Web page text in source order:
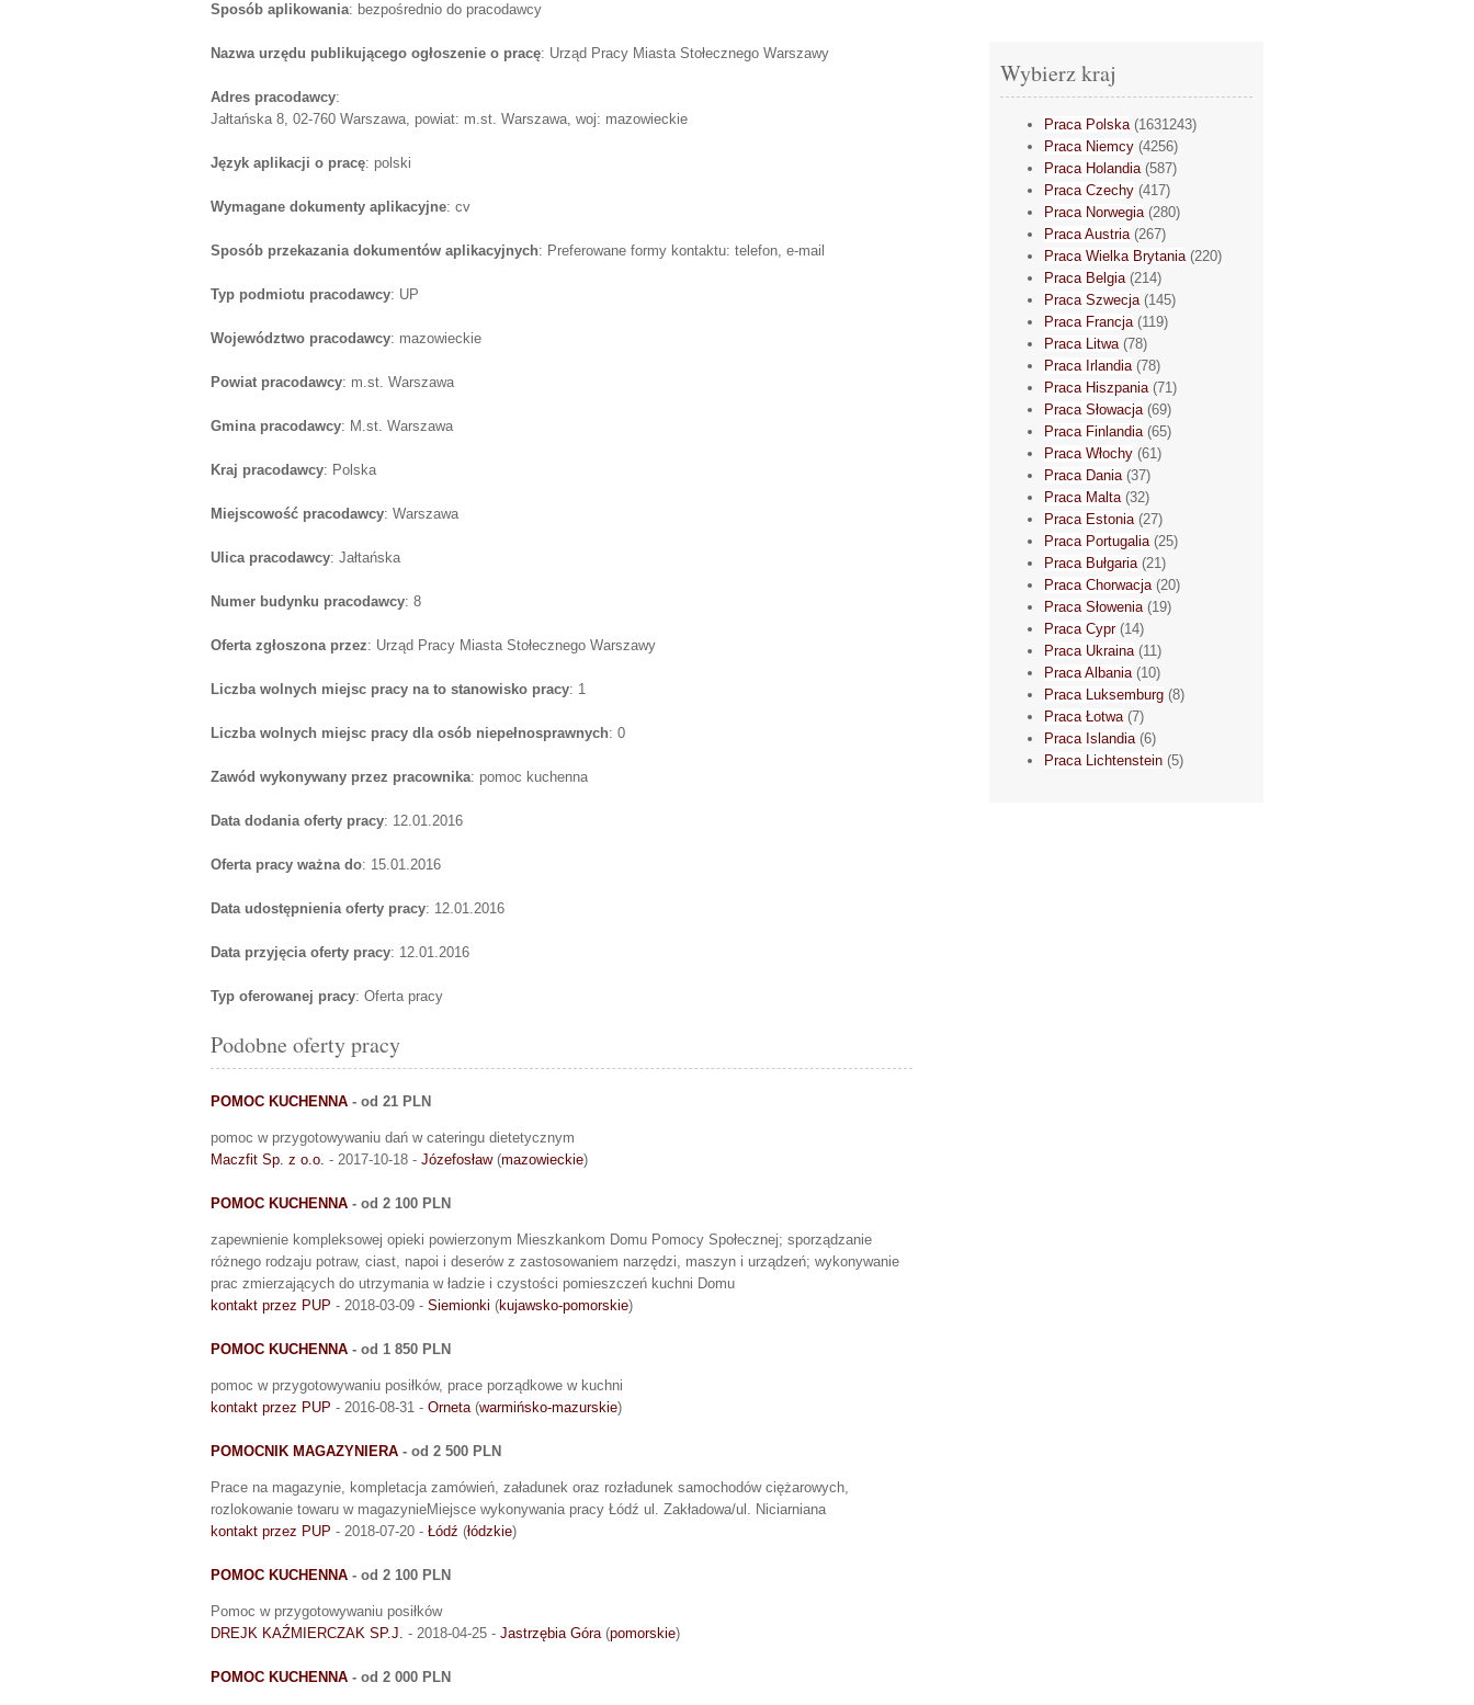
Sposób aplikowania: bezpośrednio do pracodawcy
Nazwa urzędu publikującego ogłoszenie o pracę: Urząd Pracy Miasta Stołecznego Warszawy
Adres pracodawcy:
Jałtańska 8, 02-760 Warszawa, powiat: m.st. Warszawa, woj: mazowieckie
Język aplikacji o pracę: polski
Wymagane dokumenty aplikacyjne: cv
Sposób przekazania dokumentów aplikacyjnych: Preferowane formy kontaktu: telefon, e-mail
Typ podmiotu pracodawcy: UP
Województwo pracodawcy: mazowieckie
Powiat pracodawcy: m.st. Warszawa
Gmina pracodawcy: M.st. Warszawa
Kraj pracodawcy: Polska
Miejscowość pracodawcy: Warszawa
Ulica pracodawcy: Jałtańska
Numer budynku pracodawcy: 8
Oferta zgłoszona przez: Urząd Pracy Miasta Stołecznego Warszawy
Liczba wolnych miejsc pracy na to stanowisko pracy: 1
Liczba wolnych miejsc pracy dla osób niepełnosprawnych: 0
Zawód wykonywany przez pracownika: pomoc kuchenna
Data dodania oferty pracy: 12.01.2016
Oferta pracy ważna do: 15.01.2016
Data udostępnienia oferty pracy: 12.01.2016
Data przyjęcia oferty pracy: 12.01.2016
Typ oferowanej pracy: Oferta pracy
Podobne oferty pracy
POMOC KUCHENNA - od 21 PLN
pomoc w przygotowywaniu dań w cateringu dietetycznym
Maczfit Sp. z o.o. - 2017-10-18 - Józefosław(mazowieckie)
POMOC KUCHENNA - od 2 100 PLN
zapewnienie kompleksowej opieki powierzonym Mieszkankom Domu Pomocy Społecznej; sporządzanie
różnego rodzaju potraw, ciast, napoi i deserów z zastosowaniem narzędzi, maszyn i urządzeń; wykonywanie
prac zmierzających do utrzymania w ładzie i czystości pomieszczeń kuchni Domu
kontakt przez PUP - 2018-03-09 - Siemionki (kujawsko-pomorskie)
POMOC KUCHENNA - od 1 850 PLN
pomoc w przygotowywaniu posiłków, prace porządkowe w kuchni
kontakt przez PUP - 2016-08-31 - Orneta(warmińsko-mazurskie)
POMOCNIK MAGAZYNIERA - od 2 500 PLN
Prace na magazynie, kompletacja zamówień, załadunek oraz rozładunek samochodów ciężarowych,
rozlokowanie towaru w magazynieMiejsce wykonywania pracy Łódź ul. Zakładowa/ul. Niciarniana
kontakt przez PUP - 2018-07-20 - Łódź (łódzkie)
POMOC KUCHENNA - od 2 100 PLN
Pomoc w przygotowywaniu posiłków
DREJK KAŹMIERCZAK SP.J. - 2018-04-25 - Jastrzębia Góra(pomorskie)
POMOC KUCHENNA - od 2 000 PLN
Wybierz kraj
Praca Polska(1631243)
Praca Niemcy (4256)
Praca Holandia(587)
Praca Czechy (417)
Praca Norwegia(280)
Praca Austria(267)
Praca Wielka Brytania(220)
Praca Belgia(214)
Praca Szwecja(145)
Praca Francja(119)
Praca Litwa(78)
Praca Irlandia(78)
Praca Hiszpania(71)
Praca Słowacja(69)
Praca Finlandia(65)
Praca Włochy (61)
Praca Dania(37)
Praca Malta(32)
Praca Estonia(27)
Praca Portugalia(25)
Praca Bułgaria(21)
Praca Chorwacja(20)
Praca Słowenia(19)
Praca Cypr(14)
Praca Ukraina(11)
Praca Albania(10)
Praca Luksemburg (8)
Praca Łotwa(7)
Praca Islandia(6)
Praca Lichtenstein (5)